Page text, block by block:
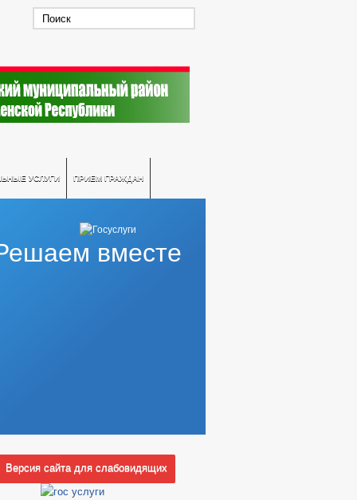
УСЛУГИ ПРИЕМ ГРАЖДАН
вместе
Версия сайта для слабовидящих